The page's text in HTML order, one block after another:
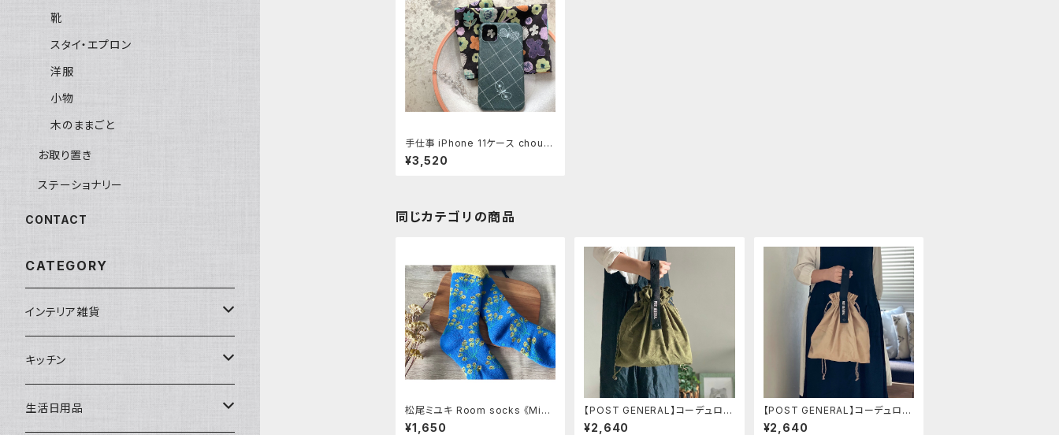
手仕事 iPhone 11ケース chouc
ho グリーン
¥3,520
同じカテゴリの商品
松尾ミユキ Room socks 《Mim
osa》
¥1,650
【POST GENERAL】コーデュロイ
バッグ オリーブ
¥2,640
【POST GENERAL】コーデュロイ
バッグ ベージュ
¥2,640
靴
スタイ・エプロン
洋服
小物
木のままごと
お取り置き
ステーショナリー
CONTACT
CATEGORY
インテリア雑貨
置物・オブジェ
ミラー
キッチン
水筒・マグ
生活日用品